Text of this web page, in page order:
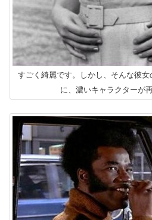
すごく綺麗です。しかし、そんな彼
に、濃いキャラクターが